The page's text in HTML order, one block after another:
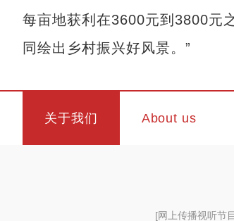
每亩地获利在3600元到3800元
同绘出乡村振兴好风景。”
关于我们 About us
[网上传播视听节